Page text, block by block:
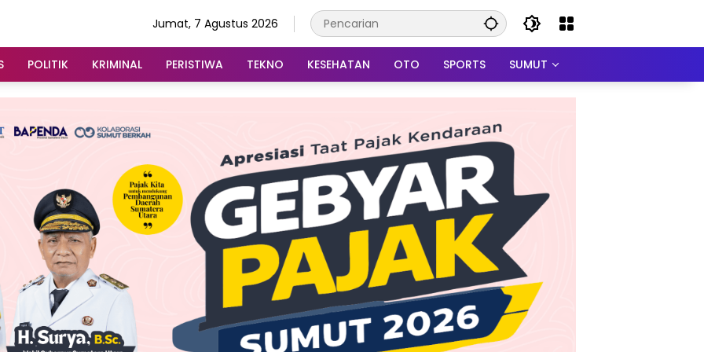
Jumat, 7 Agustus 2026
POLITIK KRIMINAL PERISTIWA TEKNO KESEHATAN OTO SPORTS SUMUT